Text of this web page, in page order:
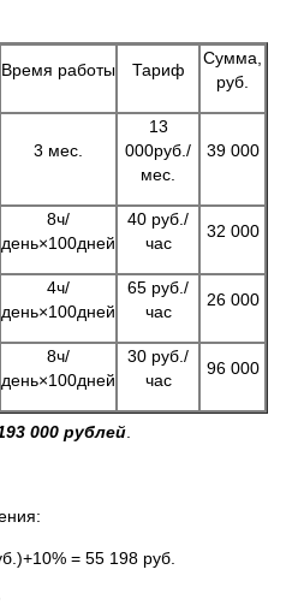
Время работы Тариф
Сумма,
руб.
3 мес.
13
000руб./
мес.
39 000
8ч/
день×100дней
40 руб./
час
32 000
4ч/
день×100дней
65 руб./
час
26 000
8ч/
день×100дней
30 руб./
час
96 000
000 рублей
= 55 198 руб.